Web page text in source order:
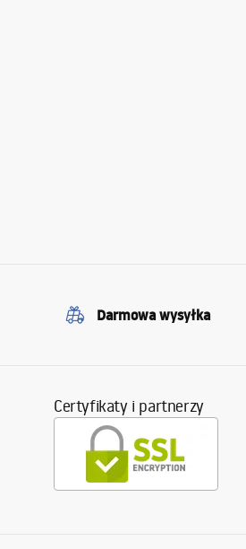
Darmowa wysyłka
Certyfikaty i partnerzy